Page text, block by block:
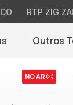
RTP ZIG
em nova
Outros
NO AR